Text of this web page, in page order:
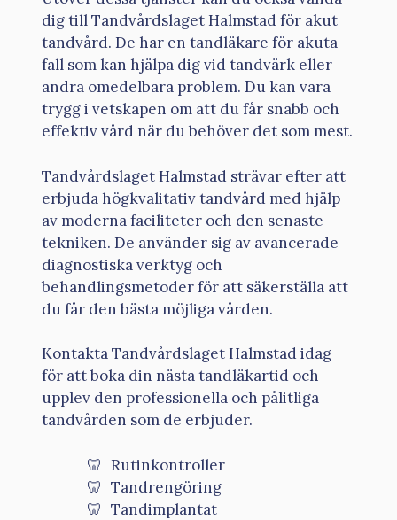
dig till Tandvårdslaget Halmstad för akut
tandvård. De har en tandläkare för akuta
fall som kan hjälpa dig vid tandvärk eller
andra omedelbara problem. Du kan vara
trygg i vetskapen om att du får snabb och
effektiv vård när du behöver det som mest.
Tandvårdslaget Halmstad strävar efter att
erbjuda högkvalitativ tandvård med hjälp
av moderna faciliteter och den senaste
tekniken. De använder sig av avancerade
diagnostiska verktyg och
behandlingsmetoder för att säkerställa att
du får den bästa möjliga vården.
Kontakta Tandvårdslaget Halmstad idag
för att boka din nästa tandläkartid och
upplev den professionella och pålitliga
tandvården som de erbjuder.
Rutinkontroller
Tandrengöring
Tandimplantat